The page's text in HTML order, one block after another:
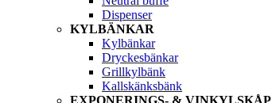
Dispenser
KYLBÄNKAR
Kylbänkar
Dryckesbänkar
Grillkylbänk
Kallskänksbänk
EXPONERINGS- & VINKYLSKÅP